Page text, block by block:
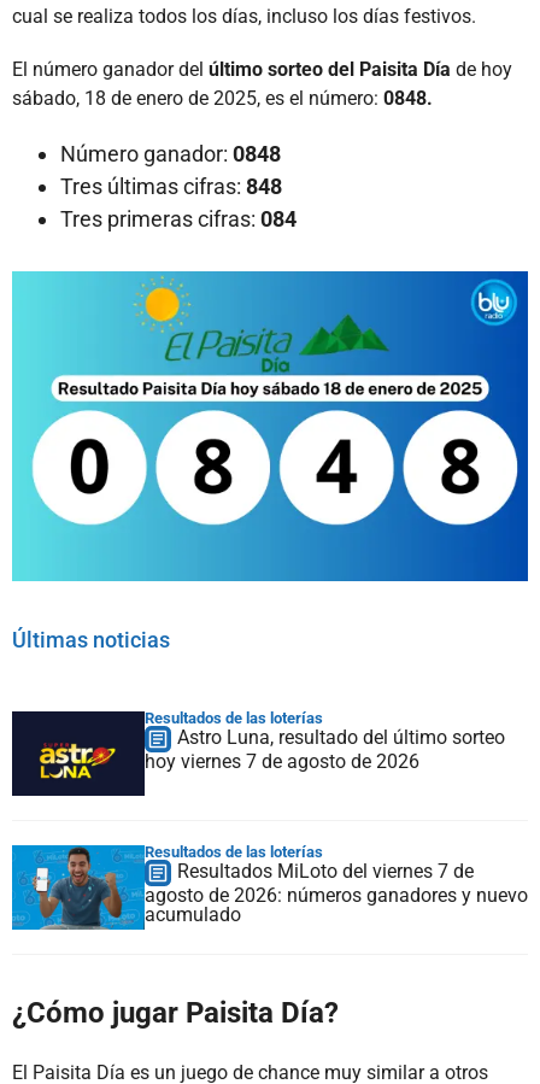
cual se realiza todos los días, incluso los días festivos.
El número ganador del último sorteo del Paisita Día de hoy
sábado, 18 de enero de 2025, es el número: 0848.
Número ganador: 0848
Tres últimas cifras: 848
Tres primeras cifras: 084
Últimas noticias
Resultados de las loterías
Astro Luna, resultado del último sorteo
hoy viernes 7 de agosto de 2026
Resultados de las loterías
Resultados MiLoto del viernes 7 de
agosto de 2026: números ganadores y nuevo
acumulado
¿Cómo jugar Paisita Día?
El Paisita Día es un juego de chance muy similar a otros